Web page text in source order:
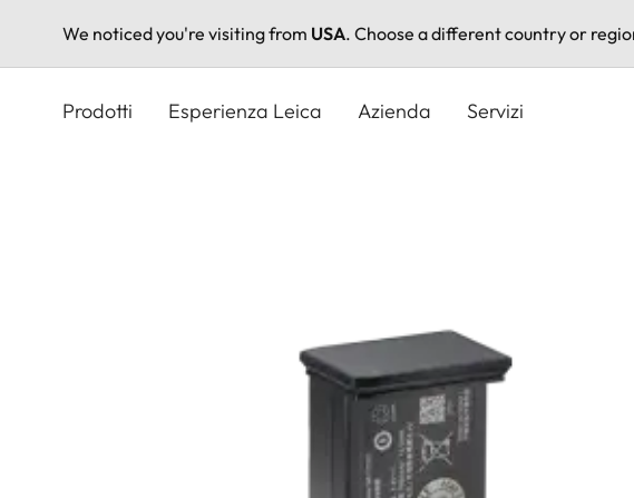
We noticed you're visiting from USA. Choose a different country or
Prodotti Esperienza Leica Azienda Servizi